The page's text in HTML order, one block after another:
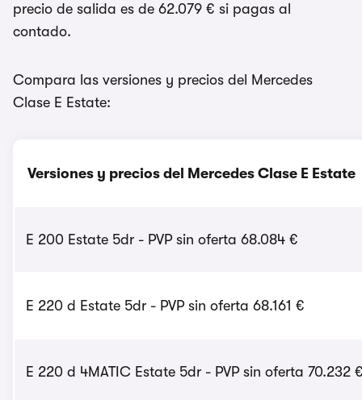
precio de salida es de 62.079 € si pagas al
contado.
Compara las versiones y precios del Mercedes
Clase E Estate:
Versiones y precios del Mercedes Clase E Estate
E 200 Estate 5dr - PVP sin oferta 68.084 €
E 220 d Estate 5dr - PVP sin oferta 68.161 €
E 220 d 4MATIC Estate 5dr - PVP sin oferta 70.232